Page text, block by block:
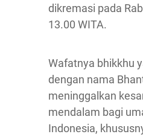
dikremasi pada
13.00 WITA.
Wafatnya bhikkhu
dengan nama
meninggalkan
mendalam bagi
Indonesia,